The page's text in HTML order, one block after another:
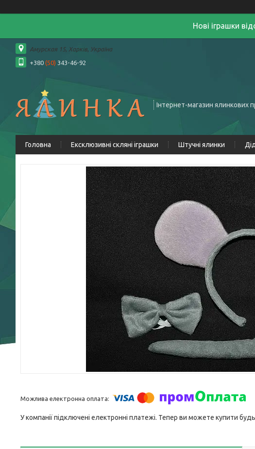
Нові іграшки
Амурская 15, Харків, Україна
+380 (50) 343-46-92
Інтернет-магазин ялинкових
Головна Ексклюзивні скляні іграшки Штучні ялинки
У компанії підключені електронні платежі. Тепер ви можете купити